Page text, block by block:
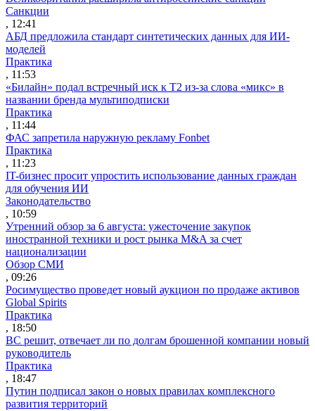
Санкции
, 12:41
АБД предложила стандарт синтетических данных для ИИ-
моделей
Практика
, 11:53
«Билайн» подал встречный иск к Т2 из-за слова «микс» в
названии бренда мультиподписки
Практика
, 11:44
ФАС запретила наружную рекламу Fonbet
Практика
, 11:23
IT-бизнес просит упростить использование данных граждан
для обучения ИИ
Законодательство
, 10:59
Утренний обзор за 6 августа: ужесточение закупок
иностранной техники и рост рынка M&A за счет
национализации
Обзор СМИ
, 09:26
Росимущество проведет новый аукцион по продаже активов
Global Spirits
Практика
, 18:50
ВС решит, отвечает ли по долгам брошенной компании новый
руководитель
Практика
, 18:47
Путин подписал закон о новых правилах комплексного
развития территорий